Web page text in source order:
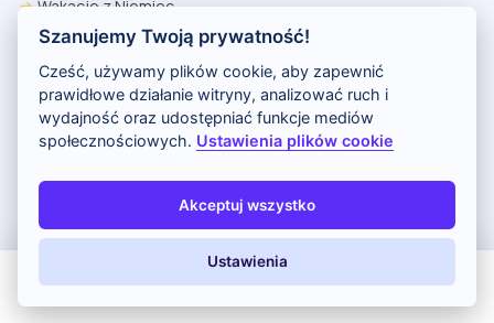
Wakacje z Niemiec
Polityka Prywatności
Wakacje w Egipcie
Rankingi hoteli
Kontakt i reklama
Polityka prywatności
Copyright (c) 2026 Odkryj Wakacje
Szanujemy Twoją prywatność!
Cześć, używamy plików cookie, aby zapewnić
prawidłowe działanie witryny, analizować ruch i
wydajność oraz udostępniać funkcje mediów
społecznościowych. Ustawienia plików cookie
Akceptuj wszystko
Ustawienia